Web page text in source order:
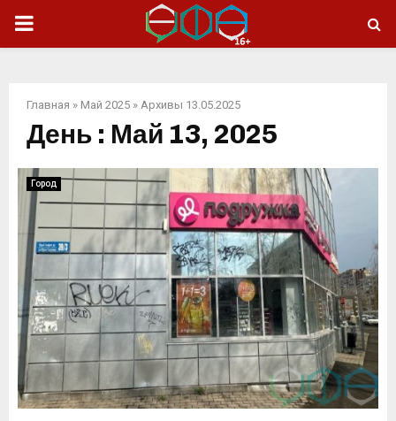
ОСНОВНОЕ
Главная » Май 2025 » Архивы 13.05.2025
День : Май 13, 2025
Город